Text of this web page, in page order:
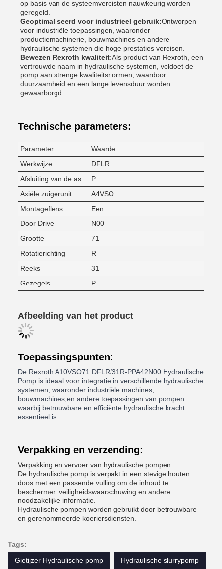
op basis van de systeemvereisten nauwkeurig worden
geregeld.
Geoptimaliseerd voor industrieel gebruik:Ontworpen
voor industriële toepassingen, waaronder
productiemachinerie, bouwmachines en andere
hydraulische systemen die hoge prestaties vereisen.
Bewezen Rexroth kwaliteit:Als product van Rexroth, een
vertrouwde naam in hydraulische systemen, voldoet de
pomp aan strenge kwaliteitsnormen, waardoor
duurzaamheid en een lange levensduur worden
gewaarborgd.
Technische parameters:
Parameter
Waarde
Werkwijze
DFLR
Afsluiting van de as
P
Axiële zuigerunit
A4VSO
Montageflens
Een
Door Drive
N00
Grootte
71
Rotatierichting
R
Reeks
31
Gezegels
P
Afbeelding van het product
Toepassingspunten:
De Rexroth A10VSO71 DFLR/31R-PPA42N00 Hydraulische
Pomp is ideaal voor integratie in verschillende hydraulische
systemen, waaronder industriële machines,
bouwmachines,en andere toepassingen van pompen
waarbij betrouwbare en efficiënte hydraulische kracht
essentieel is.
Verpakking en verzending:
Verpakking en vervoer van hydraulische pompen:
De hydraulische pomp is verpakt in een stevige houten
doos met een passende vulling om de inhoud te
beschermen.veiligheidswaarschuwing en andere
noodzakelijke informatie.
Hydraulische pompen worden gebruikt door betrouwbare
en gerenommeerde koeriersdiensten.
Tags:
Gietijzer Hydraulische pomp
Hydraulische slurrypomp